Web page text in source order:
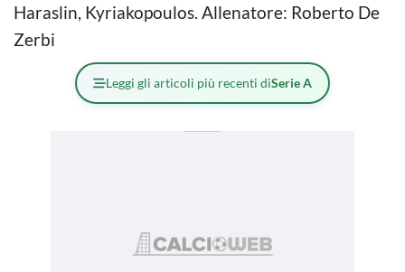
Haraslin, Kyriakopoulos. Allenatore: Roberto De
Zerbi
Leggi gli articoli più recenti diSerie A